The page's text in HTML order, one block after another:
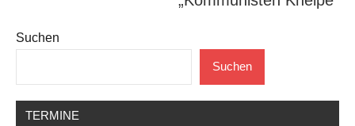
Suchen
Suchen
TERMINE